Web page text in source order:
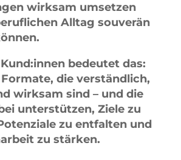
wirksam umsetzen
Alltag souverän
bedeutet das:
die verständlich,
wirksam sind – und die
unterstützen, Ziele zu
zu entfalten und
zu stärken.